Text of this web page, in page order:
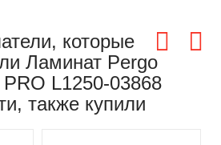
которые
Ламинат Pergo
L1250-03868
также купили